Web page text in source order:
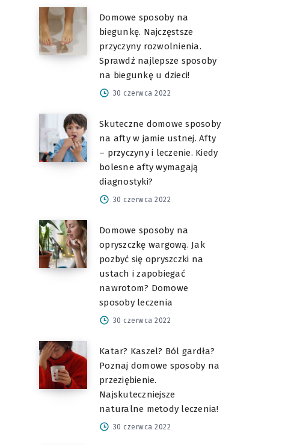
Domowe sposoby na
biegunkę. Najczęstsze
przyczyny rozwolnienia.
Sprawdź najlepsze sposoby
na biegunkę u dzieci!
30 czerwca 2022
Skuteczne domowe sposoby
na afty w jamie ustnej. Afty
– przyczyny i leczenie. Kiedy
bolesne afty wymagają
diagnostyki?
30 czerwca 2022
Domowe sposoby na
opryszczkę wargową. Jak
pozbyć się opryszczki na
ustach i zapobiegać
nawrotom? Domowe
sposoby leczenia
30 czerwca 2022
Katar? Kaszel? Ból gardła?
Poznaj domowe sposoby na
przeziębienie.
Najskuteczniejsze
naturalne metody leczenia!
30 czerwca 2022